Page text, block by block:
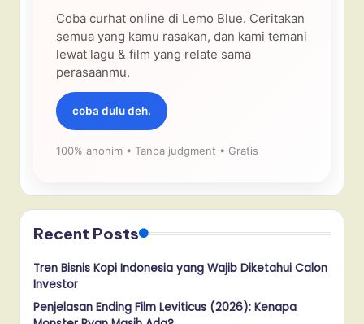
Coba curhat online di Lemo Blue. Ceritakan
semua yang kamu rasakan, dan kami temani
lewat lagu & film yang relate sama
perasaanmu.
coba dulu deh.
100% anonim • Tanpa judgment • Gratis
Recent Posts
Tren Bisnis Kopi Indonesia yang Wajib Diketahui Calon
Investor
Penjelasan Ending Film Leviticus (2026): Kenapa